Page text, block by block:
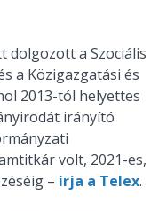
dolgozott a Szociális
a Közigazgatási és
2013-tól helyettes
irányító
volt, 2021-es,
– írja a Telex.